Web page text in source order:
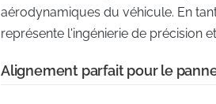
aérodynamiques du véhicule. En
représente l'ingénierie de précision
Alignement parfait pour le